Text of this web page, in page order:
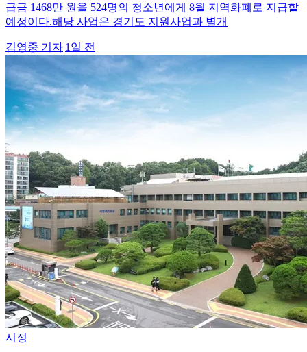
급금 1468만 원을 524명의 청소년에게 8월 지역화폐로 지급할
예정이다.해당 사업은 경기도 지원사업과 별개
김영중 기자|1일 전
시정